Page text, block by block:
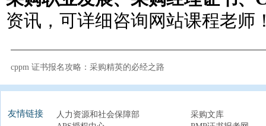
资讯，可详细咨询网站课程老师
cppm 证书报名攻略：采购精英的必经之路
友情链接 人力资源和社会保障部
采购文库